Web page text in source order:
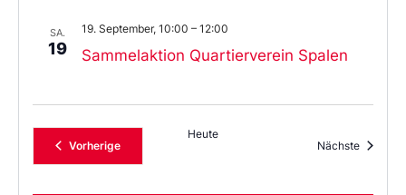
SA.
19 Sammelaktion Quartierverein Spalen
19. September, 10:00 – 12:00
VorherigeVeranstaltungen
Heute
Nächste